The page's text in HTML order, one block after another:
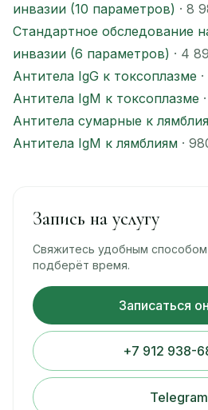
инвазии (10 параметров) · 8
Стандартное обследование
инвазии (6 параметров) · 4
Антитела IgG к токсоплазме
Антитела IgМ к токсоплазме
Антитела сумарные к
Антитела IgМ к лямблиям ·
Запись на услугу
Свяжитесь удобным
подберёт время.
Записаться
+7 912 938-
Telegram